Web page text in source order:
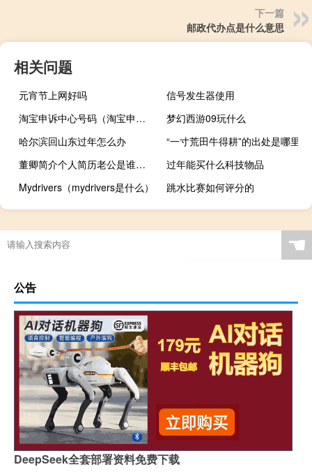
下一篇
邮政代办点是什么意思
相关问题
元宵节上网好吗
信号发生器使用
淘宝申诉中心号码（淘宝申诉中心）
梦幻西游09玩什么
哈尔滨回山东过年怎么办
“一寸荒田牛得耕”的出处是哪里
董卿简介个人简历老公是谁（董卿的老公简历）
过年能买什么科技物品
Mydrivers（mydrivers是什么）
跳水比赛如何评分的
☚
公告
DeepSeek全套部署资料免费下载